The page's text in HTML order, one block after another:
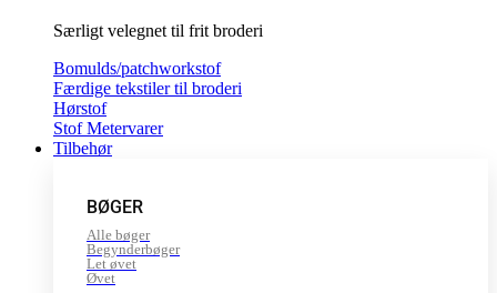
Særligt velegnet til frit broderi
Bomulds/patchworkstof
Færdige tekstiler til broderi
Hørstof
Stof Metervarer
Tilbehør
BØGER
Alle bøger
Begynderbøger
Let øvet
Øvet